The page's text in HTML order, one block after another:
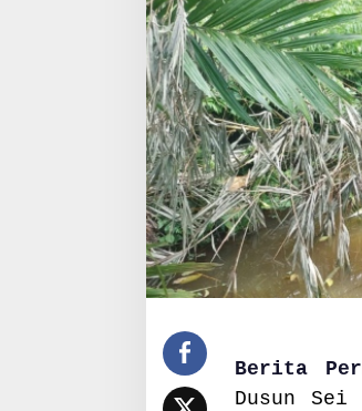
m
a
h
,
P
o
l
s
e
k
T
a
n
d
L
a
Berita
Dusun Sei